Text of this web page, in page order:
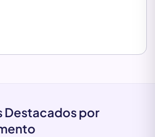
Destacados por